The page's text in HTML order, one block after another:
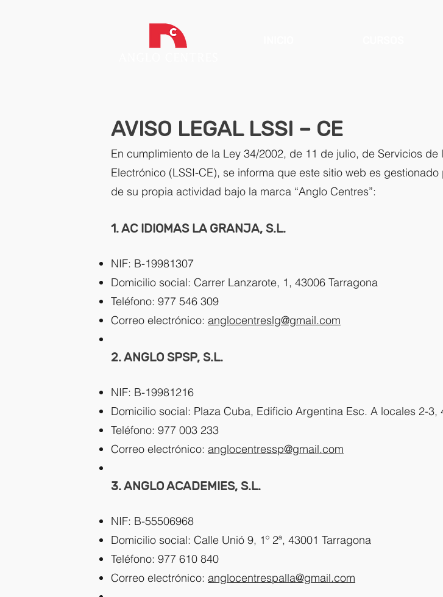
AVISO LEGAL LSSI – CE
En cumplimiento de la Ley 34/2002, de 11 de julio, de Servicios
Electrónico (LSSI-CE), se informa que este sitio web es
de su propia actividad bajo la marca “Anglo Centres”:
1. AC IDIOMAS LA GRANJA, S.L.
NIF: B-19981307
Domicilio social: Carrer Lanzarote, 1, 43006 Tarragona
Teléfono: 977 546 309
Correo electrónico: anglocentreslg@gmail.com
2. ANGLO SPSP, S.L.
NIF: B-19981216
Domicilio social: Plaza Cuba, Edificio Argentina Esc. A locales 2-3,
Teléfono: 977 003 233
Correo electrónico: anglocentressp@gmail.com
3. ANGLO ACADEMIES, S.L.
NIF: B-55506968
Domicilio social: Calle Unió 9, 1º 2ª, 43001 Tarragona
Teléfono: 977 610 840
Correo electrónico: anglocentrespalla@gmail.com